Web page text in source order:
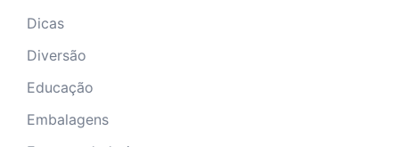
Dicas
Diversão
Educação
Embalagens